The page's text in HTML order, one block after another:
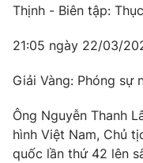
Thịnh - Biên tập:
21:05 ngày 22/03/
Giải Vàng: Phóng sự
Ông Nguyễn Thanh
hình Việt Nam, Chủ
quốc lần thứ 42 lên